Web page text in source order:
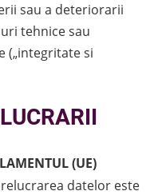
sau a deteriorarii
tehnice sau
(„integritate si
(UE)
datelor este